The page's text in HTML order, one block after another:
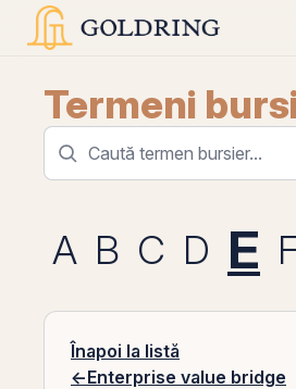
Termeni
A B C D E
Înapoi la listă
←Enterprise value bridge